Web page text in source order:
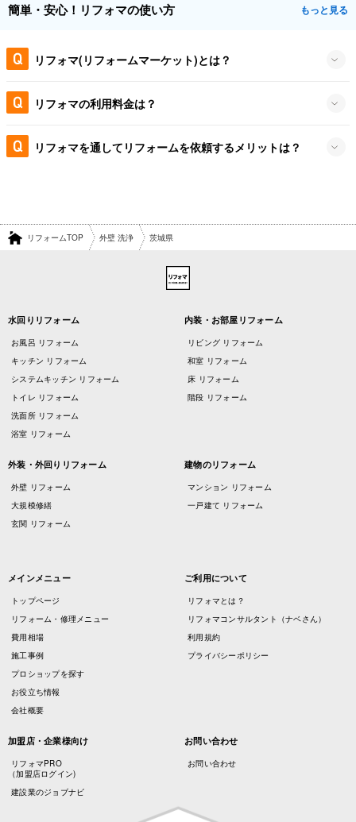
簡単・安心！リフォマの使い方 もっと見る
リフォマ(リフォームマーケット)とは？
リフォマの利用料金は？
リフォマを通してリフォームを依頼するメリットは？
リフォームTOP 外壁 洗浄 茨城県
水回りリフォーム
お風呂 リフォーム
キッチン リフォーム
システムキッチン リフォーム
トイレ リフォーム
洗面所 リフォーム
浴室 リフォーム
内装・お部屋リフォーム
リビング リフォーム
和室 リフォーム
床 リフォーム
階段 リフォーム
外装・外回りリフォーム
外壁 リフォーム
大規模修繕
玄関 リフォーム
建物のリフォーム
マンション リフォーム
一戸建て リフォーム
メインメニュー
トップページ
リフォーム・修理メニュー
費用相場
施工事例
プロショップを探す
お役立ち情報
会社概要
ご利用について
リフォマとは？
リフォマコンサルタント（ナベさん）
利用規約
プライバシーポリシー
加盟店・企業様向け
リフォマPRO
（加盟店ログイン)
建設業のジョブナビ
お問い合わせ
お問い合わせ